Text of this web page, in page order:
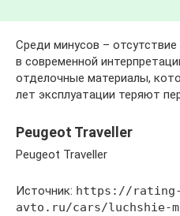
Среди минусов –
в современной
отделочные материалы,
лет эксплуатации теряют
Peugeot Traveller
Peugeot Traveller
Источник: https://rating-
avto.ru/cars/luchshie-